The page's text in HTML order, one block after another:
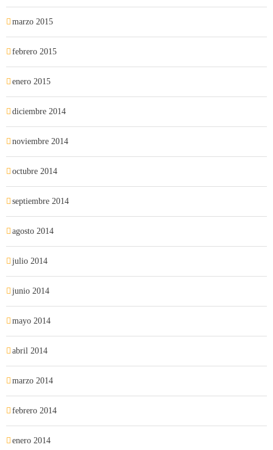
marzo 2015
febrero 2015
enero 2015
diciembre 2014
noviembre 2014
octubre 2014
septiembre 2014
agosto 2014
julio 2014
junio 2014
mayo 2014
abril 2014
marzo 2014
febrero 2014
enero 2014